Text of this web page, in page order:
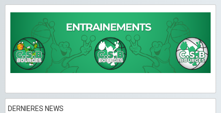
DERNIERES NEWS